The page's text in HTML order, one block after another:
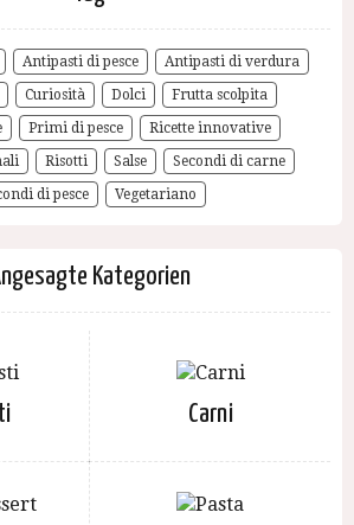
Antipasti di pesce
Antipasti di verdura
Curiosità Dolci
Frutta scolpita
Primi di pesce
Ricette innovative
Risotti Salse
Secondi di carne
di pesce
Vegetariano
Kategorien
Carni